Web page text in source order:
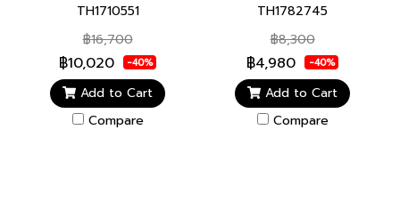
TH1710551
฿16,700
฿10,020 -40%
Add to Cart
Compare
TH1782745
฿8,300
฿4,980 -40%
Add to Cart
Compare